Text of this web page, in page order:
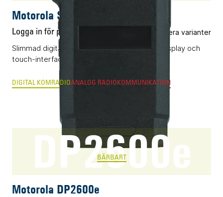
Motorola SL2600
Logga in för pris Flera varianter
Slimmad digital komradio (DMR) med infälld display och
touch-interface.
DIGITAL KOMRADIOANALOG RADIOKOMMUNIKATION
DP2600e
BÄRBART
Motorola DP2600e